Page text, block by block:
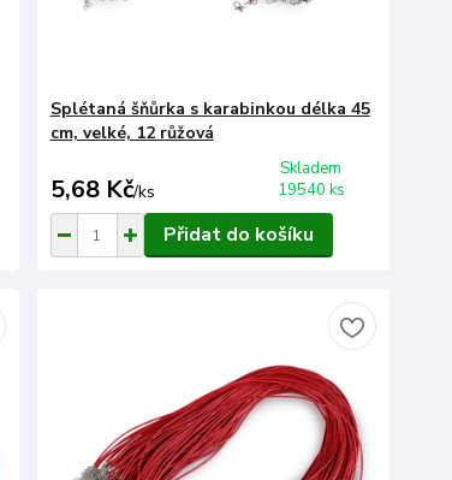
Splétaná šňůrka s karabinkou délka 45
cm, velké, 12 růžová
5,68 Kč/ks
Skladem
19540 ks
Přidat do košíku